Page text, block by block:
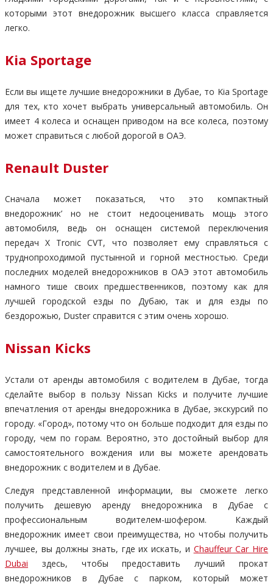
которыми этот внедорожник высшего класса справляется
легко.
Kia Sportage
Если вы ищете лучшие внедорожники в Дубае, то Kia Sportage
для тех, кто хочет выбрать универсальный автомобиль. Он
имеет 4 колеса и оснащен приводом на все колеса, поэтому
может справиться с любой дорогой в ОАЭ.
Renault Duster
Сначала может показаться, что это компактный
внедорожник’ но не стоит недооценивать мощь этого
автомобиля, ведь он оснащен системой переключения
передач X Tronic CVT, что позволяет ему справляться с
труднопроходимой пустынной и горной местностью. Среди
последних моделей внедорожников в ОАЭ этот автомобиль
намного тише своих предшественников, поэтому как для
лучшей городской езды по Дубаю, так и для езды по
бездорожью, Duster справится с этим очень хорошо.
Nissan Kicks
Устали от аренды автомобиля с водителем в Дубае, тогда
сделайте выбор в пользу Nissan Kicks и получите лучшие
впечатления от аренды внедорожника в Дубае, экскурсий по
городу. «Город», потому что он больше подходит для езды по
городу, чем по горам. Вероятно, это достойный выбор для
самостоятельного вождения или вы можете арендовать
внедорожник с водителем и в Дубае.
Следуя представленной информации, вы сможете легко
получить дешевую аренду внедорожника в Дубае с
профессиональным водителем-шофером. Каждый
внедорожник имеет свои преимущества, но чтобы получить
лучшее, вы должны знать, где их искать, и Chauffeur Car Hire
Dubai здесь, чтобы предоставить лучший прокат
внедорожников в Дубае с парком, который может